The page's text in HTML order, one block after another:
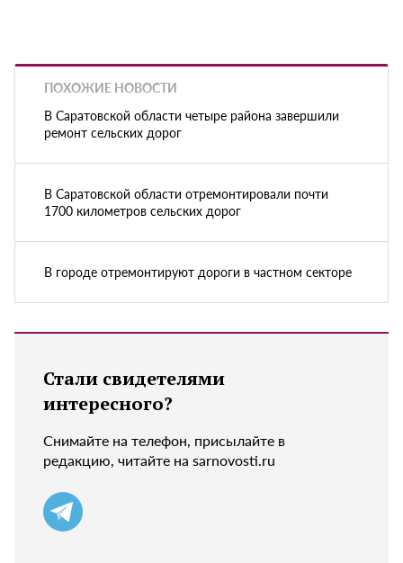
ПОХОЖИЕ НОВОСТИ
В Саратовской области четыре района завершили
ремонт сельских дорог
В Саратовской области отремонтировали почти
1700 километров сельских дорог
В городе отремонтируют дороги в частном секторе
Стали свидетелями
интересного?
Снимайте на телефон, присылайте в
редакцию, читайте на sarnovosti.ru